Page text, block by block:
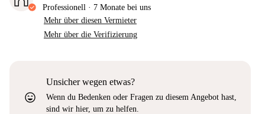
Professionell · 7 Monate bei uns
Mehr über diesen Vermieter
Mehr über die Verifizierung
sentiment_very_satisfied
Unsicher wegen etwas?
Wenn du Bedenken oder Fragen zu diesem Angebot hast,
sind wir hier, um zu helfen.